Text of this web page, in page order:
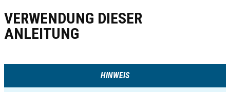
VERWENDUNG DIESER
ANLEITUNG
HINWEIS